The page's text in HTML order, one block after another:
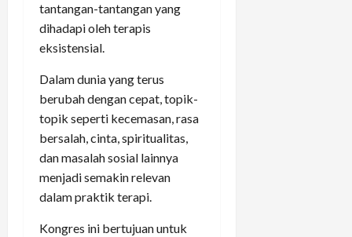
tantangan-tantangan yang
dihadapi oleh terapis
eksistensial.
Dalam dunia yang terus
berubah dengan cepat, topik-
topik seperti kecemasan, rasa
bersalah, cinta, spiritualitas,
dan masalah sosial lainnya
menjadi semakin relevan
dalam praktik terapi.
Kongres ini bertujuan untuk